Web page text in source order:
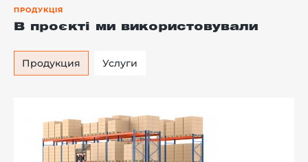
ПРОДУКЦІЯ
В проєкті ми використовували
Продукция Услуги